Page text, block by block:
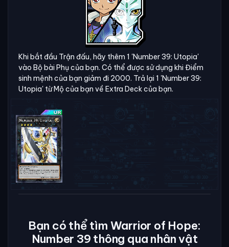
Khi bắt đầu Trận đấu, hãy thêm 1 'Number 39: Utopia'
vào Bộ bài Phụ của bạn. Có thể được sử dụng khi Điểm
sinh mệnh của bạn giảm đi 2000. Trả lại 1 'Number 39:
Utopia' từ Mộ của bạn về Extra Deck của bạn.
Bạn có thể tìm Warrior of Hope:
Number 39 thông qua nhân vật